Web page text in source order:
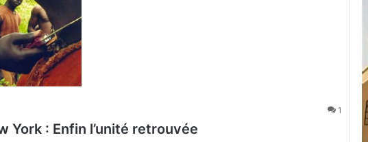
1
York : Enfin l’unité retrouvée